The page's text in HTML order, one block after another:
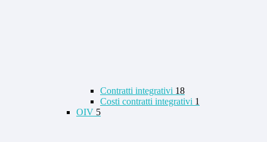
Contratti integrativi 18
Costi contratti integrativi 1
OIV 5